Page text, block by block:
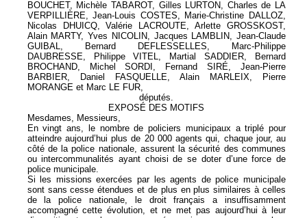
BOUCHET, Michèle TABAROT, Gilles LURTON, Charles de LA
VERPILLIÈRE, Jean-Louis COSTES, Marie-Christine DALLOZ,
Nicolas DHUICQ, Valérie LACROUTE, Arlette GROSSKOST,
Alain MARTY, Yves NICOLIN, Jacques LAMBLIN, Jean-Claude
GUIBAL, Bernard DEFLESSELLES, Marc-Philippe
DAUBRESSE, Philippe VITEL, Martial SADDIER, Bernard
BROCHAND, Michel SORDI, Fernand SIRÉ, Jean-Pierre
BARBIER, Daniel FASQUELLE, Alain MARLEIX, Pierre
MORANGE et Marc LE FUR,
députés.
EXPOSÉ DES MOTIFS
Mesdames, Messieurs,
En vingt ans, le nombre de policiers municipaux a triplé pour
atteindre aujourd’hui plus de 20 000 agents qui, chaque jour, au
côté de la police nationale, assurent la sécurité des communes
ou intercommunalités ayant choisi de se doter d’une force de
police municipale.
Si les missions exercées par les agents de police municipale
sont sans cesse étendues et de plus en plus similaires à celles
de la police nationale, le droit français a insuffisamment
accompagné cette évolution, et ne met pas aujourd’hui à leur